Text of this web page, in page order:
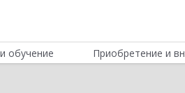
обучение Приобретение и